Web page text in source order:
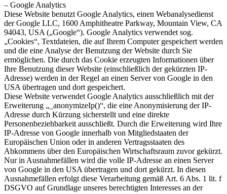
– Google Analytics
Diese Website benutzt Google Analytics, einen Webanalysedienst
der Google LLC, 1600 Amphitheatre Parkway, Mountain View, CA
94043, USA („Google“). Google Analytics verwendet sog.
„Cookies“, Textdateien, die auf Ihrem Computer gespeichert werden
und die eine Analyse der Benutzung der Website durch Sie
ermöglichen. Die durch das Cookie erzeugten Informationen über
Ihre Benutzung dieser Website (einschließlich der gekürzten IP-
Adresse) werden in der Regel an einen Server von Google in den
USA übertragen und dort gespeichert.
Diese Website verwendet Google Analytics ausschließlich mit der
Erweiterung „_anonymizeIp()“, die eine Anonymisierung der IP-
Adresse durch Kürzung sicherstellt und eine direkte
Personenbeziehbarkeit ausschließt. Durch die Erweiterung wird Ihre
IP-Adresse von Google innerhalb von Mitgliedstaaten der
Europäischen Union oder in anderen Vertragsstaaten des
Abkommens über den Europäischen Wirtschaftsraum zuvor gekürzt.
Nur in Ausnahmefällen wird die volle IP-Adresse an einen Server
von Google in den USA übertragen und dort gekürzt. In diesen
Ausnahmefällen erfolgt diese Verarbeitung gemäß Art. 6 Abs. 1 lit. f
DSGVO auf Grundlage unseres berechtigten Interesses an der